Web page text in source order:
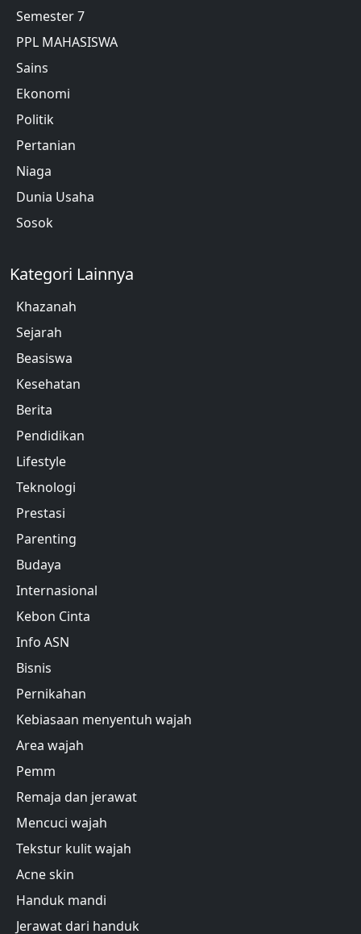
Semester 7
PPL MAHASISWA
Sains
Ekonomi
Politik
Pertanian
Niaga
Dunia Usaha
Sosok
Kategori Lainnya
Khazanah
Sejarah
Beasiswa
Kesehatan
Berita
Pendidikan
Lifestyle
Teknologi
Prestasi
Parenting
Budaya
Internasional
Kebon Cinta
Info ASN
Bisnis
Pernikahan
Kebiasaan menyentuh wajah
Area wajah
Pemm
Remaja dan jerawat
Mencuci wajah
Tekstur kulit wajah
Acne skin
Handuk mandi
Jerawat dari handuk